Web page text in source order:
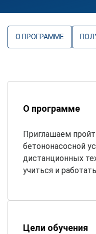
О ПРОГРАММЕ
О программе
Приглашаем
бетононасосной
дистанционных
учиться и
Цели обучения